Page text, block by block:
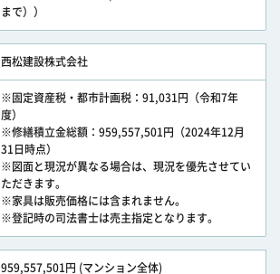
まで））
西松建設株式会社
※固定資産税・都市計画税：91,031円（令和7年
度）
※修繕積立金総額：959,557,501円（2024年12月
31日時点）
※図面と現況が異なる場合は、現況を優先させてい
ただきます。
※家具は販売価格には含まれません。
※登記時の司法書士は売主指定となります。
959,557,501円 (マンション全体)